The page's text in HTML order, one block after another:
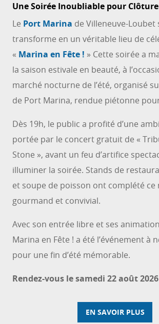
Une Soirée Inoubliable pour
Le Port Marina de Villeneuve-Loubet
transforme en un véritable lieu de
« Marina en Fête ! » Cette soirée a
la saison estivale en beauté, à
marché nocturne de l’été, organisé
de Port Marina, rendue piétonne
Dès 19h, le public a profité d’une
portée par le concert gratuit de «
Stone », avant un feu d’artifice
illuminer la soirée. Stands de
et soupe de poisson ont complété ce
gourmand et convivial.
Avec son entrée libre et ses
Marina en Fête ! a été l’événement à
pour une fin d’été mémorable.
Rendez-vous le samedi 22 août
EN SAVOIR PLUS